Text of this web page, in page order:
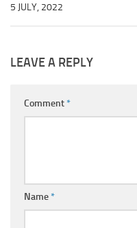
5 JULY, 2022
LEAVE A REPLY
Comment*
Name*